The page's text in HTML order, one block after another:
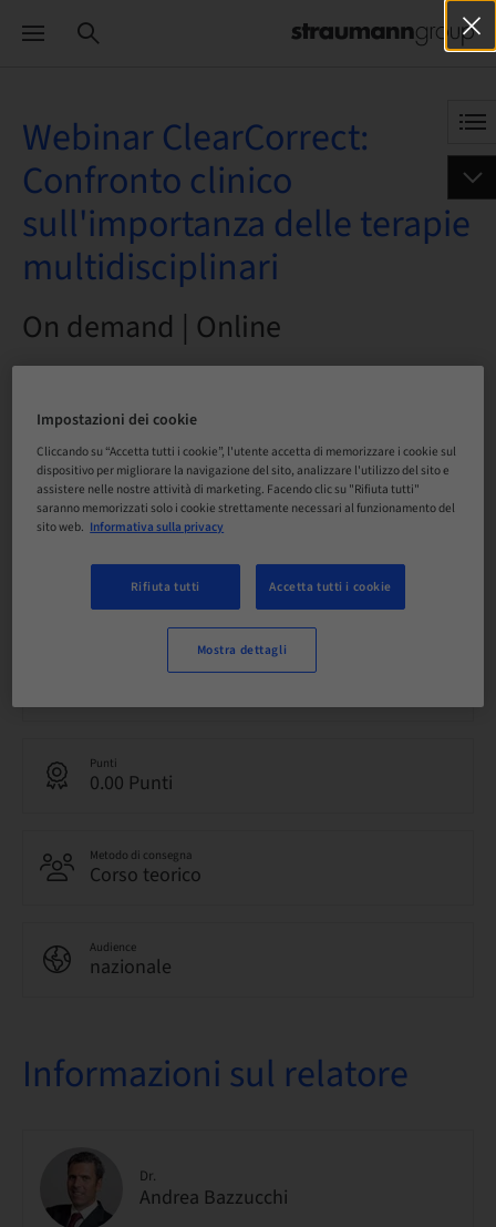
Webinar ClearCorrect:
Confronto clinico
sull'importanza delle terapie
multidisciplinari
On demand | Online
Stato
prenotabile
Scadenza registrazione
19. set 2042 (UTC+1)
Punti
0.00 Punti
Metodo di consegna
Corso teorico
Audience
nazionale
Informazioni sul relatore
Dr.
Andrea Bazzucchi
Impostazioni dei cookie
Cliccando su “Accetta tutti i cookie”, l'utente accetta di memorizzare i cookie sul
dispositivo per migliorare la navigazione del sito, analizzare l'utilizzo del sito e
assistere nelle nostre attività di marketing. Facendo clic su "Rifiuta tutti"
saranno memorizzati solo i cookie strettamente necessari al funzionamento del
sito web. Informativa sulla privacy
Rifiuta tutti Accetta tutti i cookie
Mostra dettagli